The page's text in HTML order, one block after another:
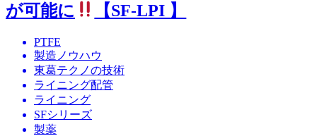
が可能に
【SF-LPI 】
PTFE
製造ノウハウ
東葛テクノの技術
ライニング配管
ライニング
SFシリーズ
製薬